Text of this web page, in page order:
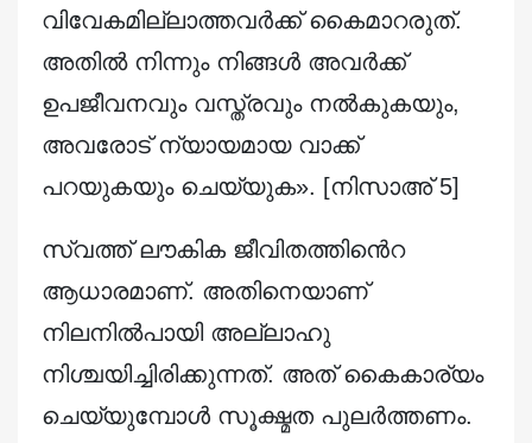
വിവേകമില്ലാത്തവര്‍ക്ക് കൈമാറരുത്.
അതില്‍ നിന്നും നിങ്ങള്‍ അവര്‍ക്ക്
ഉപജീവനവും വസ്ത്രവും നല്‍കുകയും,
അവരോട് ന്യായമായ വാക്ക്
പറയുകയും ചെയ്യുക». [നിസാഅ് 5]
സ്വത്ത് ലൗകിക ജീവിതത്തിൻെറ
ആധാരമാണ്. അതിനെയാണ്
നിലനിൽപായി അല്ലാഹു
നിശ്ചയിച്ചിരിക്കുന്നത്. അത് കൈകാര്യം
ചെയ്യുമ്പോൾ സൂക്ഷ്മത പുലർത്തണം.